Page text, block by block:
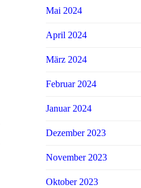
Mai 2024
April 2024
März 2024
Februar 2024
Januar 2024
Dezember 2023
November 2023
Oktober 2023